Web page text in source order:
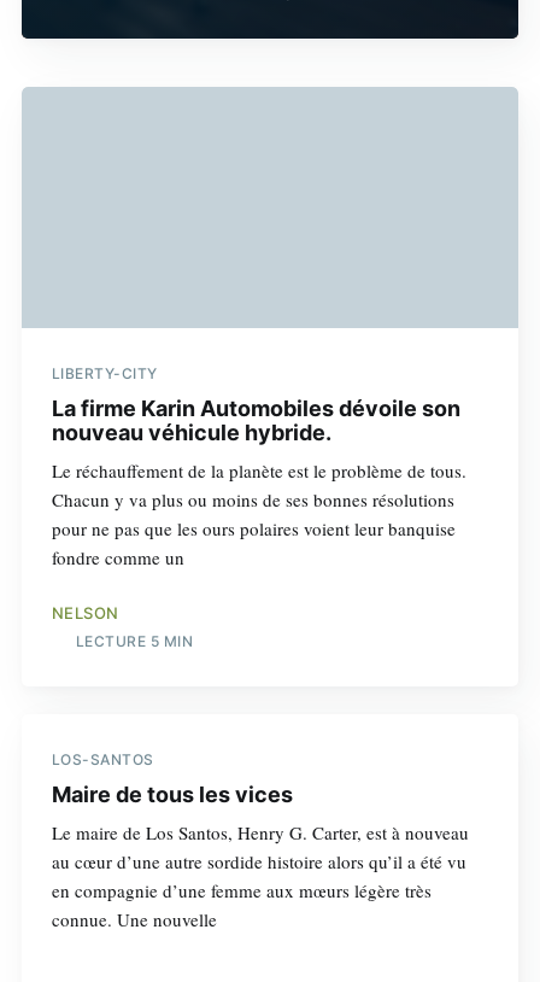
LIBERTY-CITY
La firme Karin Automobiles dévoile son
nouveau véhicule hybride.
Le réchauffement de la planète est le problème de tous.
Chacun y va plus ou moins de ses bonnes résolutions
pour ne pas que les ours polaires voient leur banquise
fondre comme un
NELSON
LECTURE 5 MIN
LOS-SANTOS
Maire de tous les vices
Le maire de Los Santos, Henry G. Carter, est à nouveau
au cœur d’une autre sordide histoire alors qu’il a été vu
en compagnie d’une femme aux mœurs légère très
connue. Une nouvelle